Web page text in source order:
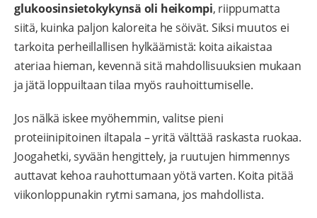
glukoosinsietokykynsä oli heikompi, riippumatta
siitä, kuinka paljon kaloreita he söivät. Siksi muutos ei
tarkoita perheillallisen hylkäämistä: koita aikaistaa
ateriaa hieman, kevennä sitä mahdollisuuksien mukaan
ja jätä loppuiltaan tilaa myös rauhoittumiselle.
Jos nälkä iskee myöhemmin, valitse pieni
proteiinipitoinen iltapala – yritä välttää raskasta ruokaa.
Joogahetki, syvään hengittely, ja ruutujen himmennys
auttavat kehoa rauhottumaan yötä varten. Koita pitää
viikonloppunakin rytmi samana, jos mahdollista.